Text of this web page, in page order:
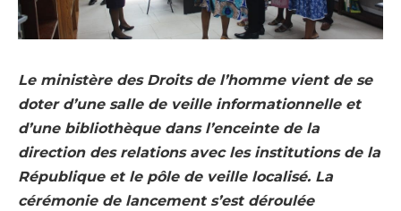
Le ministère des Droits de l’homme vient de se
doter d’une salle de veille informationnelle et
d’une bibliothèque dans l’enceinte de la
direction des relations avec les institutions de la
République et le pôle de veille localisé. La
cérémonie de lancement s’est déroulée